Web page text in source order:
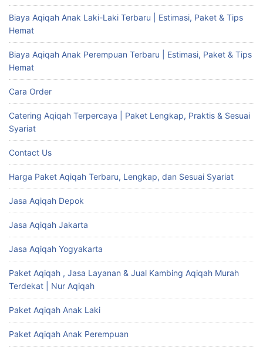
Biaya Aqiqah Anak Laki-Laki Terbaru | Estimasi, Paket & Tips
Hemat
Biaya Aqiqah Anak Perempuan Terbaru | Estimasi, Paket & Tips
Hemat
Cara Order
Catering Aqiqah Terpercaya | Paket Lengkap, Praktis & Sesuai
Syariat
Contact Us
Harga Paket Aqiqah Terbaru, Lengkap, dan Sesuai Syariat
Jasa Aqiqah Depok
Jasa Aqiqah Jakarta
Jasa Aqiqah Yogyakarta
Paket Aqiqah , Jasa Layanan & Jual Kambing Aqiqah Murah
Terdekat | Nur Aqiqah
Paket Aqiqah Anak Laki
Paket Aqiqah Anak Perempuan